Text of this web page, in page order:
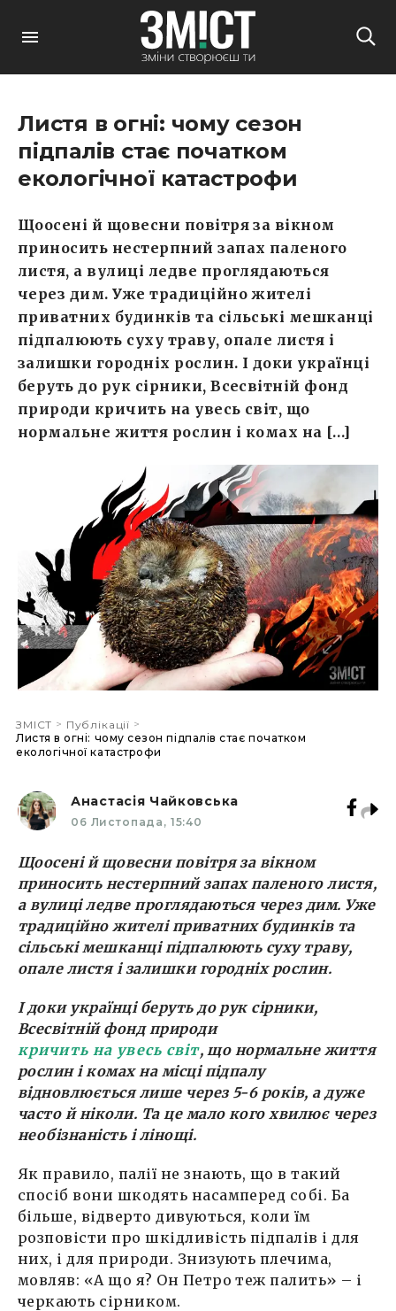
Листя в огні: чому сезон
підпалів стає початком
екологічної катастрофи
Щоосені й щовесни повітря за вікном
приносить нестерпний запах паленого
листя, а вулиці ледве проглядаються
через дим. Уже традиційно жителі
приватних будинків та сільські мешканці
підпалюють суху траву, опале листя і
залишки городніх рослин. І доки українці
беруть до рук сірники, Всесвітній фонд
природи кричить на увесь світ, що
нормальне життя рослин і комах на […]
ЗМІСТ > Публікації >
Листя в огні: чому сезон підпалів стає початком
екологічної катастрофи
Анастасія Чайковська
06 Листопада, 15:40
Щоосені й щовесни повітря за вікном
приносить нестерпний запах паленого листя,
а вулиці ледве проглядаються через дим. Уже
традиційно жителі приватних будинків та
сільські мешканці підпалюють суху траву,
опале листя і залишки городніх рослин.
І доки українці беруть до рук сірники,
Всесвітній фонд природи
кричить на увесь світ, що нормальне життя
рослин і комах на місці підпалу
відновлюється лише через 5-6 років, а дуже
часто й ніколи. Та це мало кого хвилює через
необізнаність і лінощі.
Як правило, палії не знають, що в такий
спосіб вони шкодять насамперед собі. Ба
більше, відверто дивуються, коли їм
розповісти про шкідливість підпалів і для
них, і для природи. Знизують плечима,
мовляв: «А що я? Он Петро теж палить» – і
черкають сірником.